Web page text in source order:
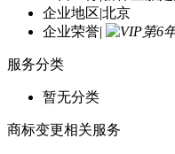
主营业务|新祎企服
企业地区|北京
企业荣誉 |
服务分类
暂无分类
商标变更相关服务